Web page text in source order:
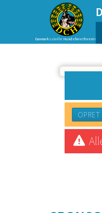
Danmarks civile Hundeførerforening